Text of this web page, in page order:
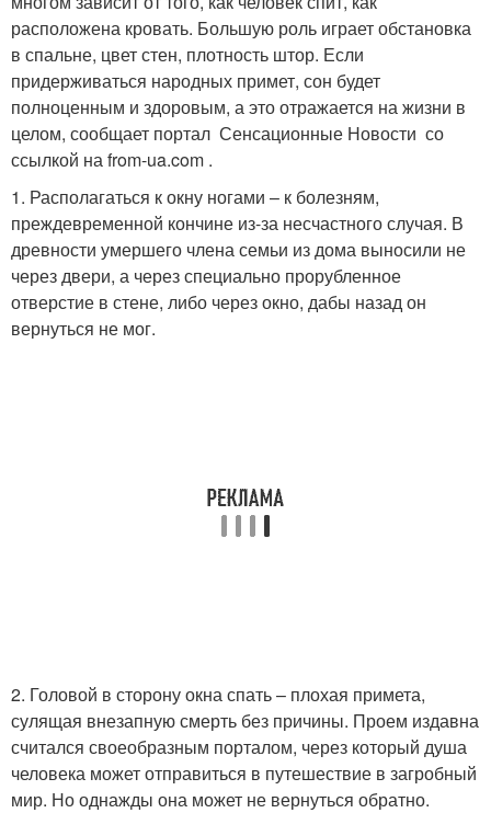
расположена кровать. Большую роль играет обстановка
в спальне, цвет стен, плотность штор. Если
придерживаться народных примет, сон будет
полноценным и здоровым, а это отражается на жизни в
целом, сообщает портал Сенсационные Новости со
ссылкой на from-ua.com .
1. Располагаться к окну ногами – к болезням,
преждевременной кончине из-за несчастного случая. В
древности умершего члена семьи из дома выносили не
через двери, а через специально прорубленное
отверстие в стене, либо через окно, дабы назад он
вернуться не мог.
2. Головой в сторону окна спать – плохая примета,
сулящая внезапную смерть без причины. Проем издавна
считался своеобразным порталом, через который душа
человека может отправиться в путешествие в загробный
мир. Но однажды она может не вернуться обратно.